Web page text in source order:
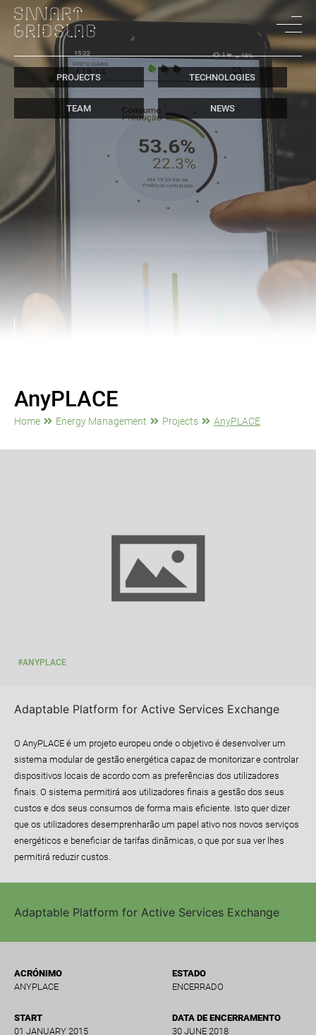
PROJECTS TECHNOLOGIES
TEAM NEWS
AnyPLACE
Home Energy Management Projects AnyPLACE
#ANYPLACE
Adaptable Platform for Active Services Exchange
O AnyPLACE é um projeto europeu onde o objetivo é desenvolver um
sistema modular de gestão energética capaz de monitorizar e controlar
dispositivos locais de acordo com as preferências dos utilizadores
finais. O sistema permitirá aos utilizadores finais a gestão dos seus
custos e dos seus consumos de forma mais eficiente. Isto quer dizer
que os utilizadores desemprenharão um papel ativo nos novos serviços
energéticos e beneficiar de tarifas dinâmicas, o que por sua ver lhes
permitirá reduzir custos.
Adaptable Platform for Active Services Exchange
ACRÓNIMO
ANYPLACE
START
01 JANUARY 2015
ESTADO
ENCERRADO
DATA DE ENCERRAMENTO
30 JUNE 2018